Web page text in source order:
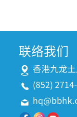
联络我们
香港九龙
(852)